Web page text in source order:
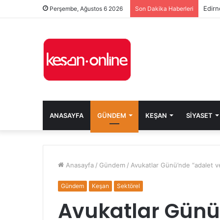
Perşembe, Ağustos 6 2026 Son Dakika Haberleri
ANASAYFA GÜNDEM KEŞAN SIYASET
Anasayfa / Gündem / Avukatlar Günü’nde “adalet
Gündem Keşan Sektörel
Avukatlar